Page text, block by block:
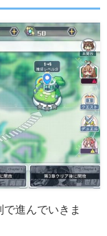
進んでいきま